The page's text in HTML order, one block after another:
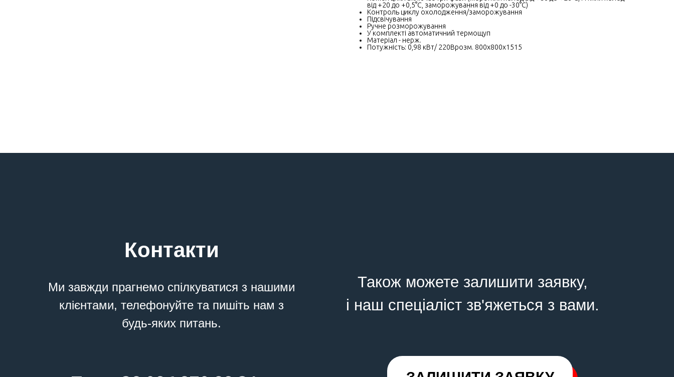
від +20 до +0,5°C, заморожування від +0 до -30°C)
Контроль циклу охолодження/заморожування
Підсвічування
Ручне розморожування
У комплекті автоматичний термощуп
Матеріал - нерж.
Потужність: 0,98 кВт/ 220Врозм. 800х800х1515
Контакти
Ми завжди прагнемо спілкуватися з нашими
клієнтами, телефонуйте та пишіть нам з
будь-яких питань.
Також можете залишити заявку,
і наш спеціаліст зв'яжеться з вами.